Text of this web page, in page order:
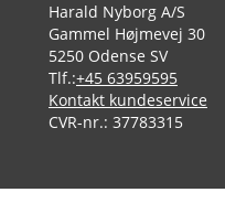
Harald Nyborg A/S
Gammel Højmevej 30
5250 Odense SV
Tlf.:+45 63959595
Kontakt kundeservice
CVR-nr.: 37783315